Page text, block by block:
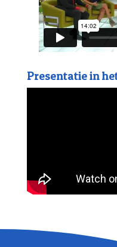
Presentatie in